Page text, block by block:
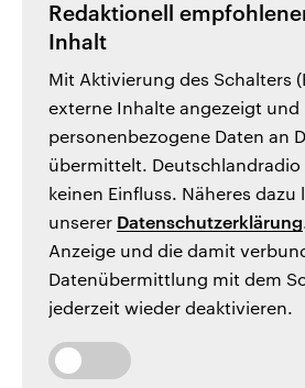
Redaktionell
Inhalt
Mit Aktivierung des Schalters
externe Inhalte angezeigt und
personenbezogene Daten an
übermittelt.
keinen Einfluss. Näheres dazu
unserer Datenschutzerklärung
Anzeige und die damit
Datenübermittlung mit dem
jederzeit wieder deaktivieren.